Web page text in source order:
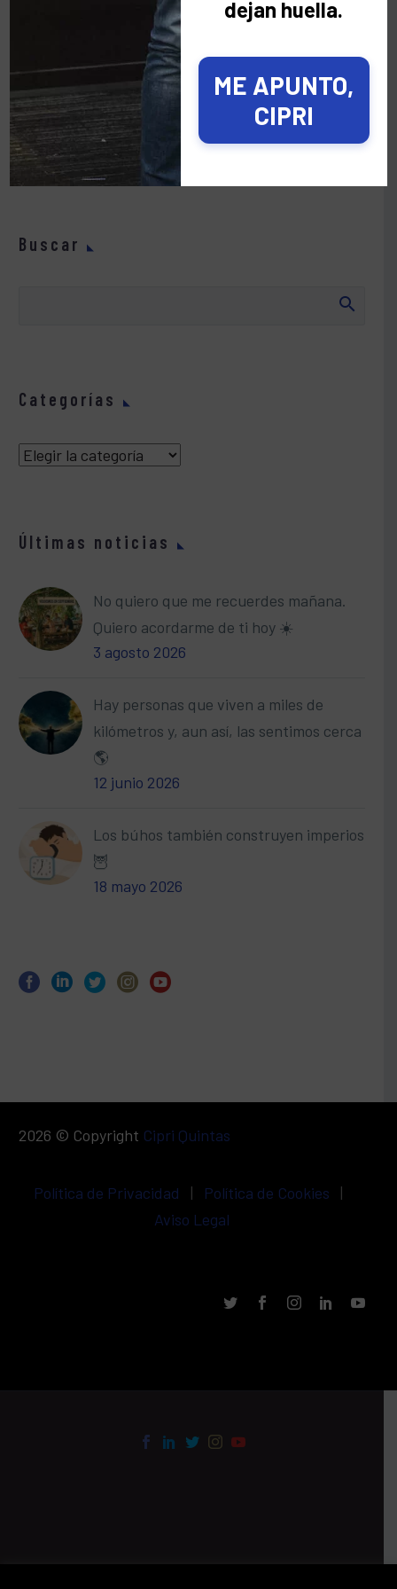
Todo con el objetivo deponer de relieve la
necesidad de impulsar una nueva forma de
liderazgo, más innovadora, responsable,
sostenible y social.
Buscar
Categorías
Categorías
Últimas noticias
No quiero que me recuerdes mañana.
Quiero acordarme de ti hoy ☀️
3 agosto 2026
Hay personas que viven a miles de
kilómetros y, aun así, las sentimos cerca
🌎
12 junio 2026
Los búhos también construyen imperios
🦉
18 mayo 2026
2026 © Copyright Cipri Quintas
Política de Privacidad | Política de Cookies |
Aviso Legal
dejan huella.
ME APUNTO,
CIPRI